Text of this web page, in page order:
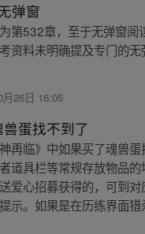
弹窗
第532章，至于无弹窗阅
资料未明确提及专门的
月26日 16:05
蛋找不到了
再临》中如果买了魂兽
道具栏等常规存放物品的
爱心招募获得的，可到
示。如果是在历练界面猎